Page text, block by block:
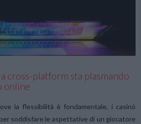
cross-platform sta plasmando
online
la flessibilità è fondamentale, i casinò
soddisfare le aspettative di un giocatore